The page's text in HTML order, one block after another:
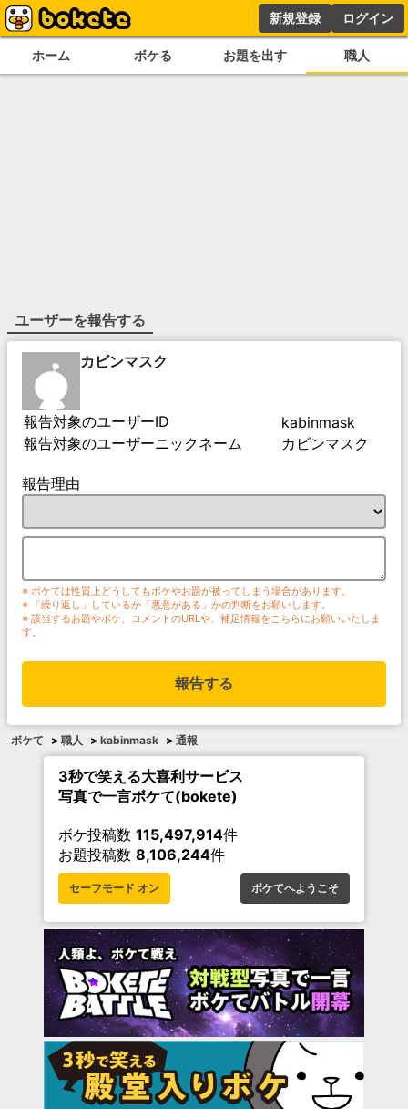
新規登録 ログイン
ホーム ボケる お題を出す 職人
ユーザーを報告する
カビンマスク
報告対象のユーザーID
kabinmask
報告対象のユーザーニックネーム
カビンマスク
報告理由
※ ボケては性質上どうしてもボケやお題が被ってしまう場合があります。
※ 「繰り返し」しているか「悪意がある」かの判断をお願いします。
※ 該当するお題やボケ、コメントのURLや、補足情報をこちらにお願いいたしま
す。
報告する
ボケて > 職人 > kabinmask > 通報
3秒で笑える大喜利サービス
写真で一言ボケて(bokete)
ボケ投稿数 115,497,914件
お題投稿数 8,106,244件
セーフモード オン ボケてへようこそ